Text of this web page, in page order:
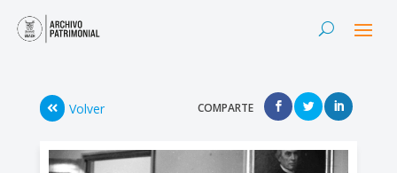
Volver COMPARTE